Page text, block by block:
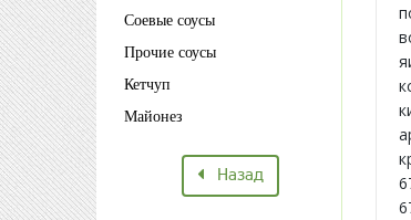
Соевые соусы
Прочие соусы
Кетчуп
Майонез
Назад